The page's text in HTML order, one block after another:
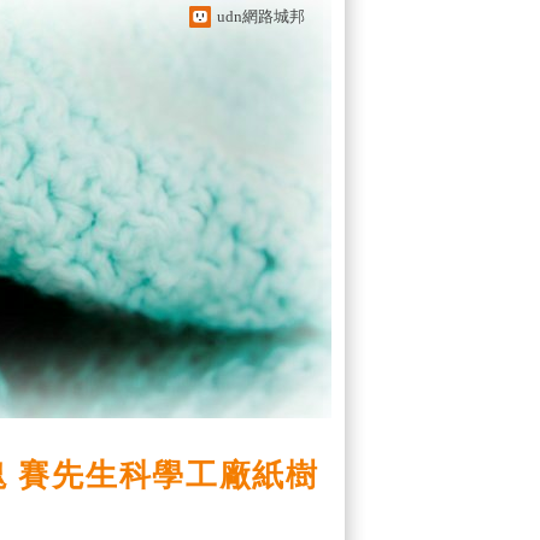
udn網路城邦
賽先生科學工廠紙樹